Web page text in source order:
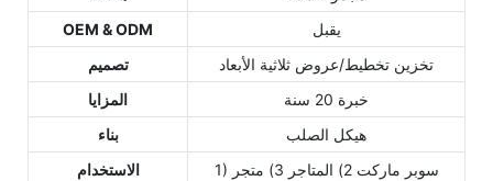
OEM & ODM
يقبل
تصميم
تخزين تخطيط/عروض ثلاثية الأبعاد
المزايا
خبرة 20 سنة
بناء
هيكل الصلب
الاستخدام
1) سوبر ماركت 2) المتاجر 3) متجر